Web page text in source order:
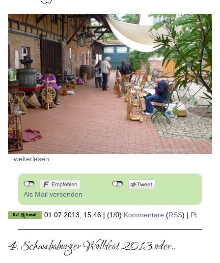
weiterlesen
Als Mail versenden
01.07.2013, 15.46 | (1/0) Kommentare (RSS) | PL
4. Schwabsburger Wollfest 2013 oder..